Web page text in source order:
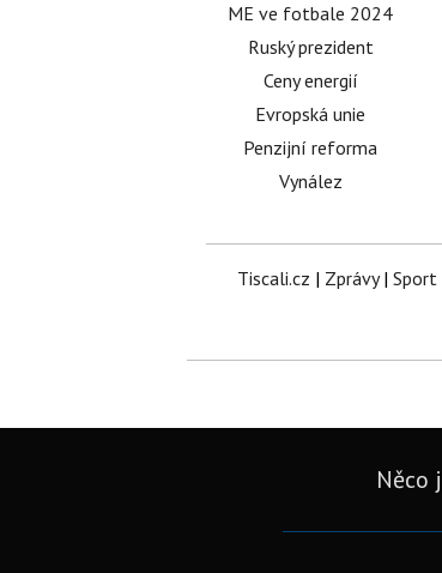
ME ve fotbale 2024
Ruský prezident
Ceny energií
Evropská unie
Penzijní reforma
Vynález
Tiscali.cz | Zprávy| Sport
Něco